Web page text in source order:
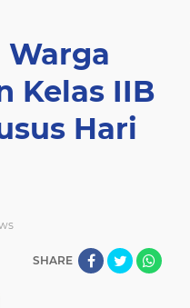
Warga
Kelas IIB
Hari
SHARE